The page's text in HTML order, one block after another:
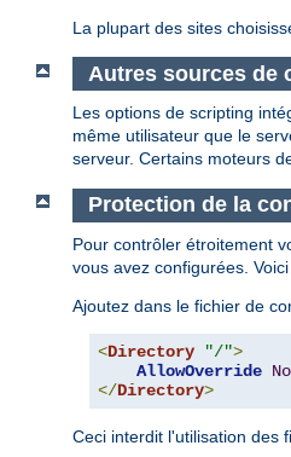
La plupart des sites
Autres sources de
Les options de scripting
même utilisateur que le
serveur. Certains moteurs
Protection de la
Pour contrôler étroitement
vous avez configurées.
Ajoutez dans le fichier de
<Directory "/">
AllowOverride
</Directory>
Ceci interdit l'utilisation des